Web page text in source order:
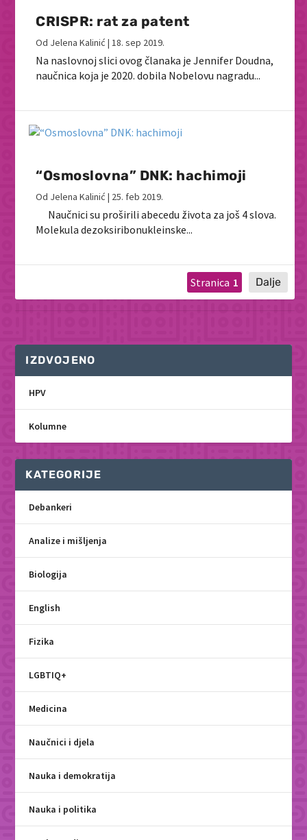
CRISPR: rat za patent
Od Jelena Kalinić |18. sep 2019.
Na naslovnoj slici ovog članaka je Jennifer Doudna,
naučnica koja je 2020. dobila Nobelovu nagradu...
“Osmoslovna” DNK: hachimoji
Od Jelena Kalinić | 25. feb 2019.
Naučnici su proširili abecedu života za još 4 slova.
Molekula dezoksiribonukleinske...
1
IZDVOJENO
HPV
Kolumne
KATEGORIJE
Debankeri
Analize i mišljenja
Biologija
English
Fizika
LGBTIQ+
Medicina
Naučnici i djela
Nauka i demokratija
Nauka i politika